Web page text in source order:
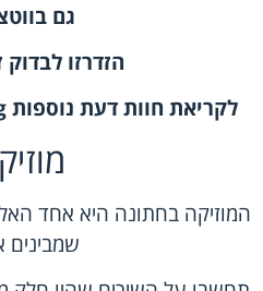
גם ב
הזדרזו לבדוק
לקריאת חוות דעת נוספות
המוזיקה בחתונה היא אחד
שמבינים